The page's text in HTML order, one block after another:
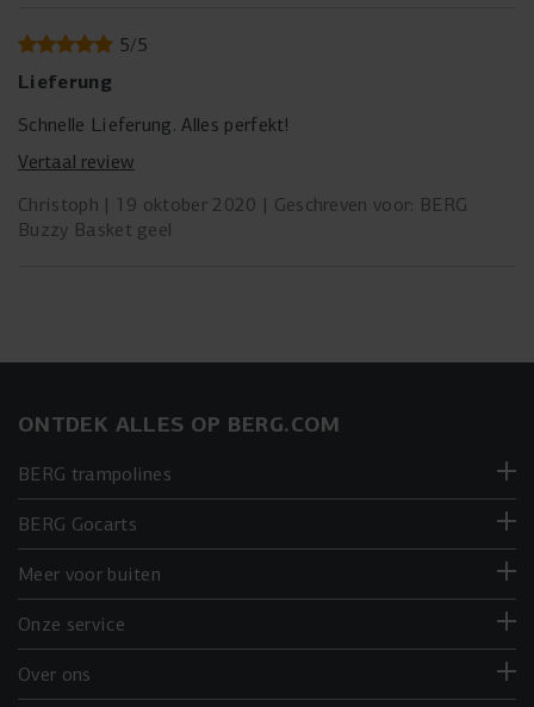
5/5
Lieferung
Schnelle Lieferung. Alles perfekt!
Vertaal review
Christoph
19 oktober 2020
Geschreven voor: BERG
Buzzy Basket geel
ONTDEK ALLES OP BERG.COM
BERG trampolines
BERG Gocarts
Meer voor buiten
Onze service
Over ons